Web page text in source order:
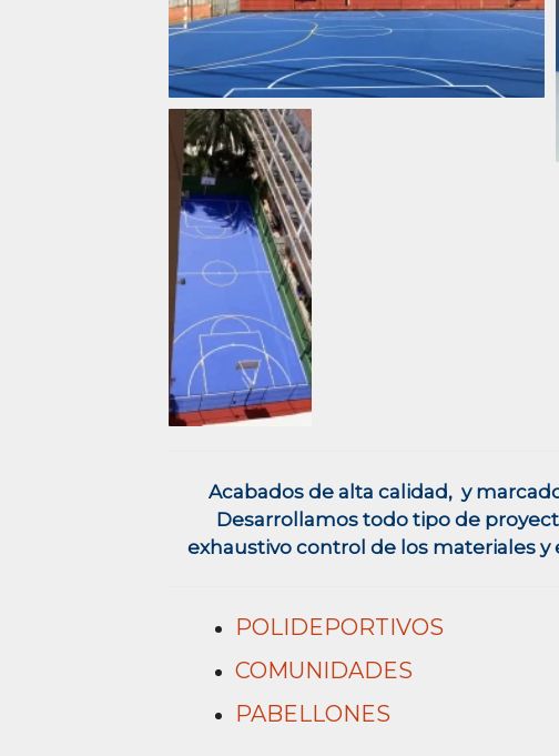
Acabados de alta calidad, y
Desarrollamos todo tipo de
exhaustivo control de los materiales y
POLIDEPORTIVOS
COMUNIDADES
PABELLONES